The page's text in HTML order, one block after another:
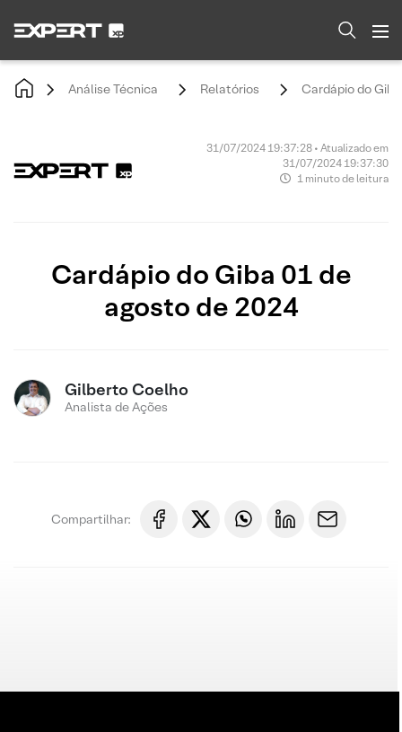
Análise Técnica Relatórios Cardápio do
31/07/2024 19:37:28 • Atualizado em
31/07/2024 19:37:30
1 minuto de leitura
Cardápio do Giba 01 de
agosto de 2024
Gilberto Coelho
Analista de Ações
Compartilhar: